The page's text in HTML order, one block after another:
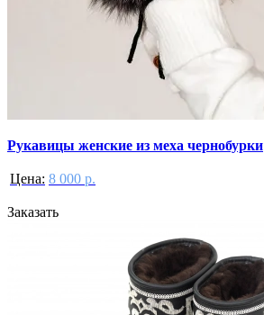
Рукавицы женские из меха чернобурки
Цена: 8 000 р.
Заказать